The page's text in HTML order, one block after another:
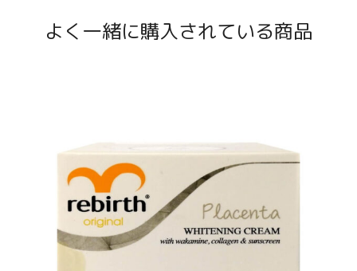
よく一緒に購入されている商品